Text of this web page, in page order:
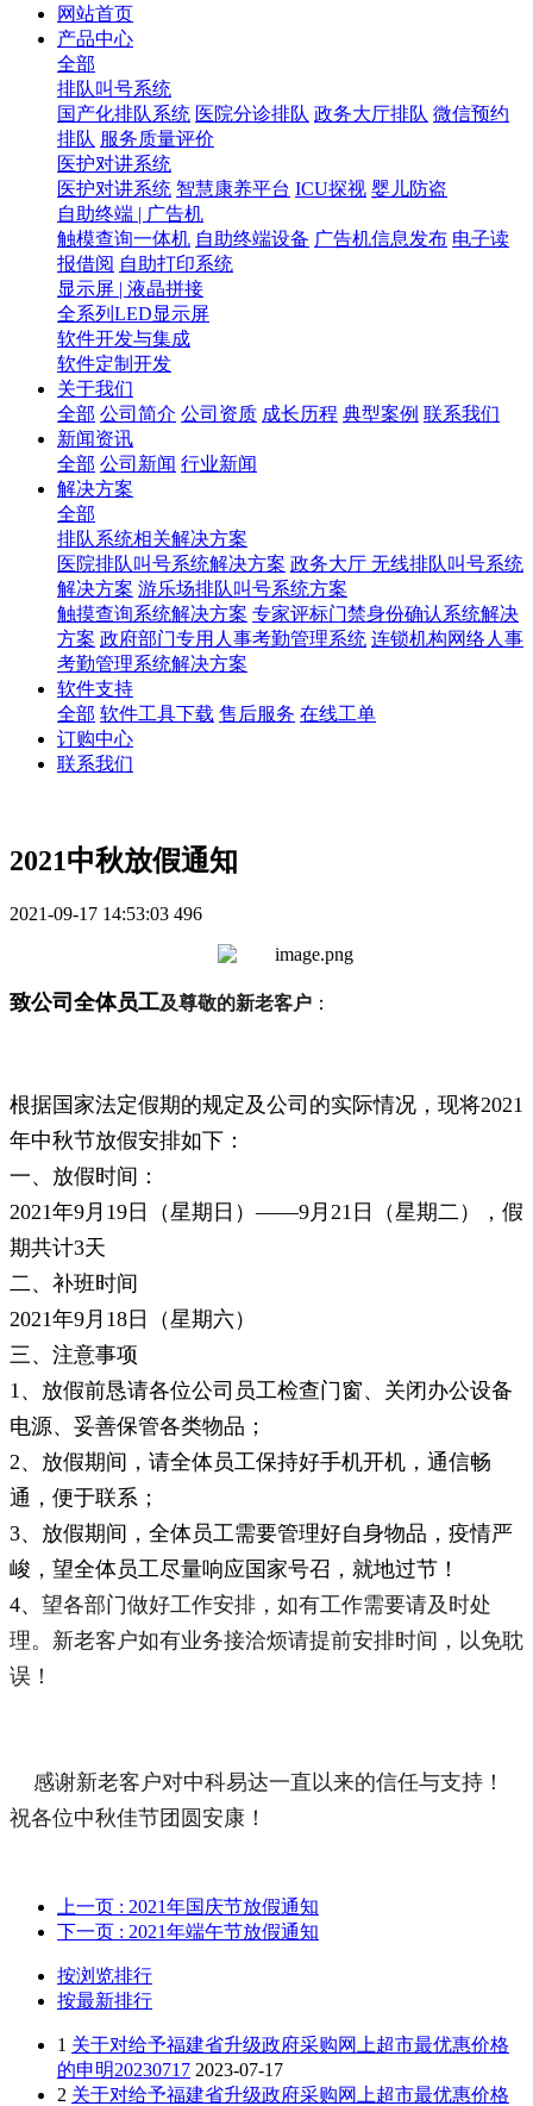
网站首页
产品中心
全部
排队叫号系统
国产化排队系统 医院分诊排队 政务大厅排队 微信预约
排队 服务质量评价
医护对讲系统
医护对讲系统 智慧康养平台 ICU探视 婴儿防盗
自助终端 | 广告机
触模查询一体机 自助终端设备 广告机信息发布 电子读
报借阅 自助打印系统
显示屏 | 液晶拼接
全系列LED显示屏
软件开发与集成
软件定制开发
关于我们
全部 公司简介 公司资质 成长历程 典型案例 联系我们
新闻资讯
全部 公司新闻 行业新闻
解决方案
全部
排队系统相关解决方案
医院排队叫号系统解决方案 政务大厅 无线排队叫号系统
解决方案 游乐场排队叫号系统方案
触摸查询系统解决方案 专家评标门禁身份确认系统解决
方案 政府部门专用人事考勤管理系统 连锁机构网络人事
考勤管理系统解决方案
软件支持
全部 软件工具下载 售后服务 在线工单
订购中心
联系我们
2021中秋放假通知
2021-09-17 14:53:03 496
致公司全体员工及尊敬的新老客户 ：
根据国家法定假期的规定及公司的实际情况，现将2021
年中秋节放假安排如下：
一、放假时间：
2021年9月19日（星期日）——9月21日（星期二），假
期共计3天
二、补班时间
2021年9月18日（星期六）
三、注意事项
1、放假前恳请各位公司员工检查门窗、关闭办公设备
电源、妥善保管各类物品；
2、放假期间，请全体员工保持好手机开机，通信畅
通，便于联系；
3、放假期间，全体员工需要管理好自身物品，疫情严
峻，望全体员工尽量响应国家号召，就地过节！
4、 望各部门做好工作安排，如有工作需要请及时处
理。新老客户如有业务接洽烦请提前安排时间，以免耽
误！
感谢新老客户对中科易达一直以来的信任与支持！
祝各位中秋佳节团圆安康！
上一页 : 2021年国庆节放假通知
下一页 : 2021年端午节放假通知
按浏览排行
按最新排行
1 关于对给予福建省升级政府采购网上超市最优惠价格
的申明20230717 2023-07-17
2 关于对给予福建省升级政府采购网上超市最优惠价格